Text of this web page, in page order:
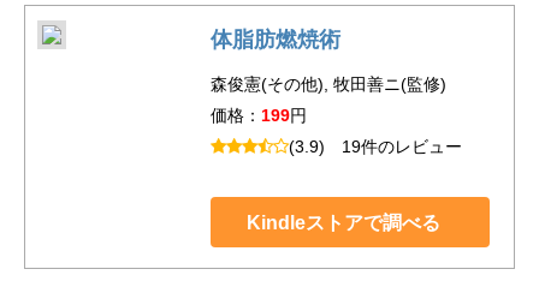
体脂肪燃焼術
森俊憲(その他), 牧田善ニ(監修)
価格： 199円
(3.9) 19件のレビュー
Kindleストアで調べる